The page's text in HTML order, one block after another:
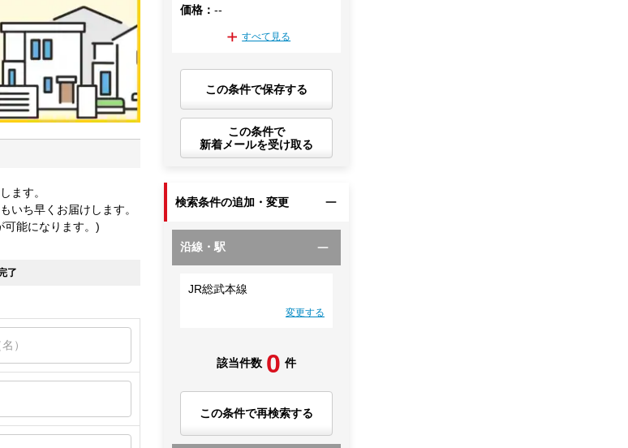
ます。
いち早くお届けします。
能になります。)
了
価格 ：--
すべて見る
この条件で保存する
この条件で
新着メールを受け取る
検索条件の追加・変更
沿線・駅
JR総武本線
変更する
該当件数 0 件
この条件で再検索する